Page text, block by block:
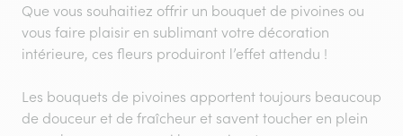
Que vous souhaitiez offrir un bouquet de pivoines ou
vous faire plaisir en sublimant votre décoration
intérieure, ces fleurs produiront l’effet attendu !
Les bouquets de pivoines apportent toujours beaucoup
de douceur et de fraîcheur et savent toucher en plein